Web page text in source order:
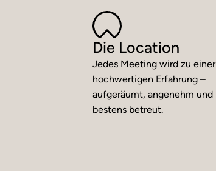
Die Location
Jedes Meeting wird zu einer
hochwertigen Erfahrung –
aufgeräumt, angenehm und
bestens betreut.